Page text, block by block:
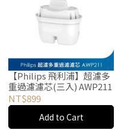
【Philips 飛利浦】超濾多
重過濾濾芯(三入) AWP211
NT$899
Add to Cart